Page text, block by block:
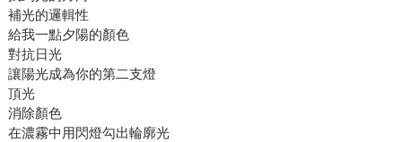
補光的邏輯性
給我一點夕陽的顏色
對抗日光
讓陽光成為你的第二支燈
頂光
消除顏色
在濃霧中用閃燈勾出輪廓光